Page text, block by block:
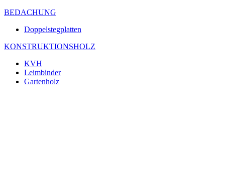
BEDACHUNG
Doppelstegplatten
KONSTRUKTIONSHOLZ
KVH
Leimbinder
Gartenholz